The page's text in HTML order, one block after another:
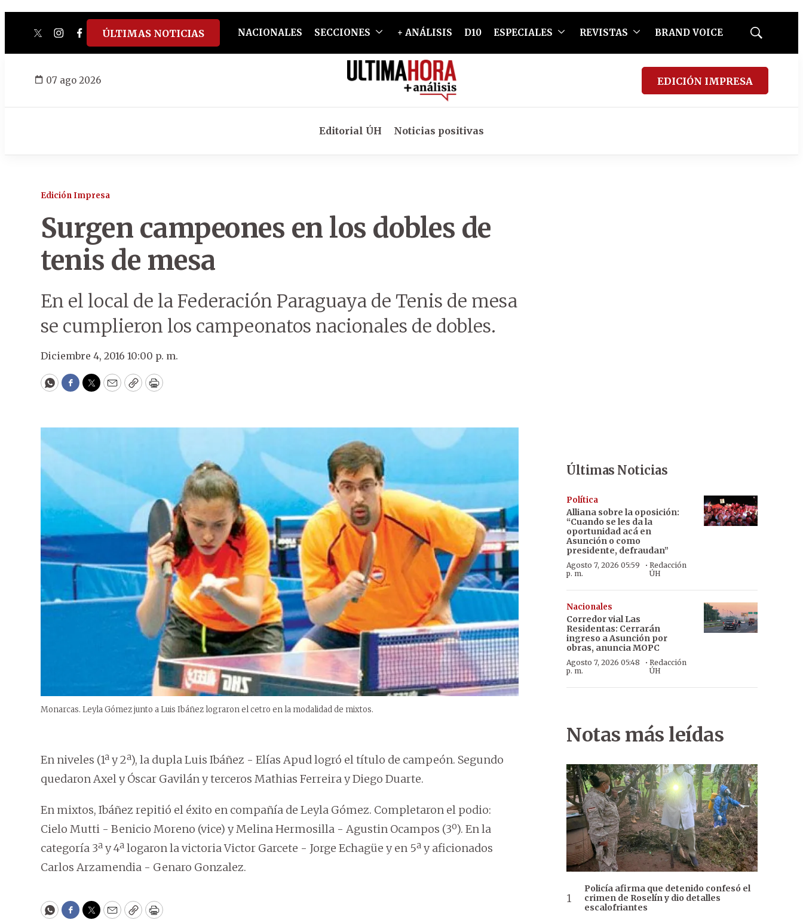
twitterinstagram
facebook
tiktokyoutube
spotify
ÚLTIMAS NOTICIAS NACIONALES SECCIONES + ANÁLISIS D10 ESPECIALES REVISTAS BRAND VOICE
Mostrar
07 ago 2026 EDICIÓN IMPRESA
Editorial ÚH Noticias positivas
Edición Impresa
Surgen campeones en los dobles de
tenis de mesa
En el local de la Federación Paraguaya de Tenis de mesa
se cumplieron los campeonatos nacionales de dobles.
Diciembre 4, 2016 10:00 p. m.
WhatsApp
Facebook
Twitter
EmailCopyPrint
Monarcas. Leyla Gómez junto a Luis Ibáñez lograron el cetro en la modalidad de mixtos.
En niveles (1ª y 2ª), la dupla Luis Ibáñez - Elías Apud logró el título de campeón. Segundo
quedaron Axel y Óscar Gavilán y terceros Mathias Ferreira y Diego Duarte.
En mixtos, Ibáñez repitió el éxito en compañía de Leyla Gómez. Completaron el podio:
Cielo Mutti - Benicio Moreno (vice) y Melina Hermosilla - Agustin Ocampos (3º). En la
categoría 3ª y 4ª logaron la victoria Victor Garcete - Jorge Echagüe y en 5ª y aficionados
Carlos Arzamendia - Genaro Gonzalez.
WhatsApp
Facebook
Twitter
EmailCopyPrint
Últimas Noticias
Política
Alliana sobre la oposición:
“Cuando se les da la
oportunidad acá en
Asunción o como
presidente, defraudan”
Agosto 7, 2026 05:59
p. m.
·Redacción
ÚH
Nacionales
Corredor vial Las
Residentas: Cerrarán
ingreso a Asunción por
obras, anuncia MOPC
Agosto 7, 2026 05:48
p. m.
·Redacción
ÚH
Notas más leídas
Policía afirma que detenido confesó el
crimen de Roselín y dio detalles
escalofriantes